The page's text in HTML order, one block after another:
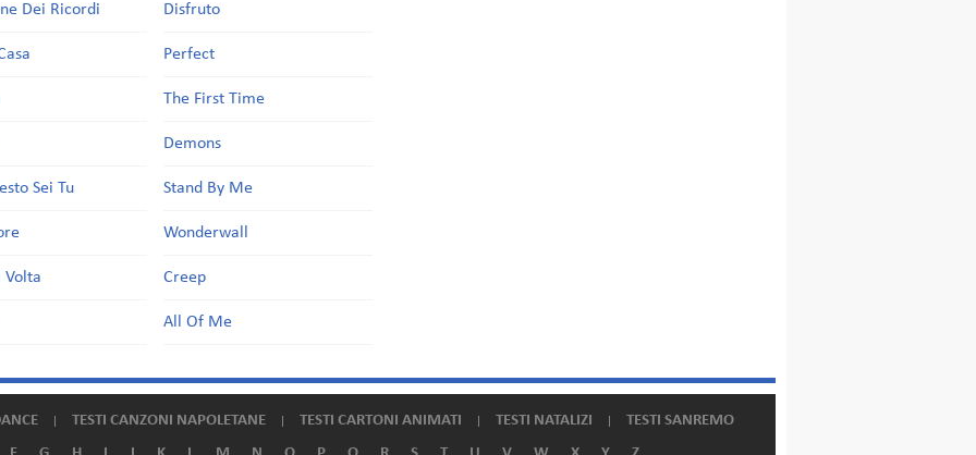
Dei Ricordi
Sei Tu
Volta
Disfruto
Perfect
The First Time
Demons
Stand By Me
Wonderwall
Creep
All Of Me
TESTI CANZONI NAPOLETANE TESTI CARTONI ANIMATI TESTI NATALIZI
TESTI SANREMO